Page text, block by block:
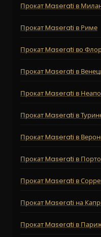
Прокат Maserati в
Прокат Maserati в Риме
Прокат Maserati во
Прокат Maserati в
Прокат Maserati в
Прокат Maserati в
Прокат Maserati в
Прокат Maserati в
Прокат Maserati в
Прокат Maserati на
Прокат Maserati в